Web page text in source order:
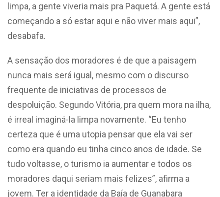
limpa, a gente viveria mais pra Paquetá. A gente está
começando a só estar aqui e não viver mais aqui”,
desabafa.
A sensação dos moradores é de que a paisagem
nunca mais será igual, mesmo com o discurso
frequente de iniciativas de processos de
despoluição. Segundo Vitória, pra quem mora na ilha,
é irreal imaginá-la limpa novamente. “Eu tenho
certeza que é uma utopia pensar que ela vai ser
como era quando eu tinha cinco anos de idade. Se
tudo voltasse, o turismo ia aumentar e todos os
moradores daqui seriam mais felizes”, afirma a
jovem. Ter a identidade da Baía de Guanabara